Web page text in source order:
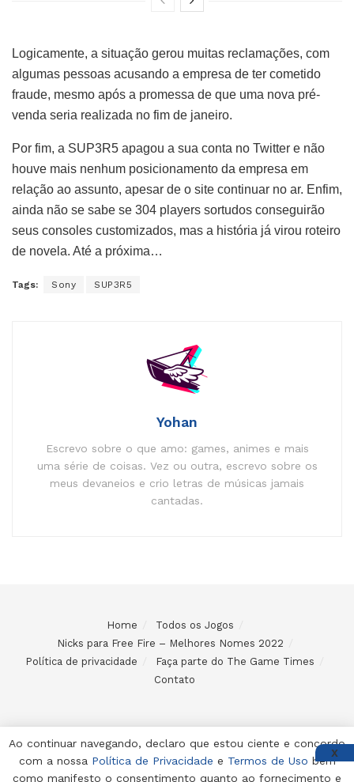
Logicamente, a situação gerou muitas reclamações, com
algumas pessoas acusando a empresa de ter cometido
fraude, mesmo após a promessa de que uma nova pré-
venda seria realizada no fim de janeiro.
Por fim, a SUP3R5 apagou a sua conta no Twitter e não
houve mais nenhum posicionamento da empresa em
relação ao assunto, apesar de o site continuar no ar. Enfim,
ainda não se sabe se 304 players sortudos conseguirão
seus consoles customizados, mas a história já virou roteiro
de novela. Até a próxima…
Tags: Sony SUP3R5
Yohan
Escrevo sobre o que amo: games, animes e mais
uma série de coisas. Vez ou outra, escrevo sobre os
meus devaneios e crio letras de músicas jamais
cantadas.
Home
Todos os Jogos
Nicks para Free Fire – Melhores Nomes 2022
Política de privacidade
Faça parte do The Game Times
Contato
© 2024 Desenvolvido e mantido por Code Soluções
Ao continuar navegando, declaro que estou ciente e concordo
com a nossa Política de Privacidade e Termos de Uso bem
como manifesto o consentimento quanto ao fornecimento e
X